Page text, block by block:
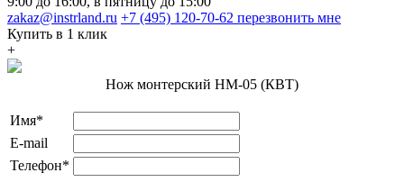
zakaz@instrland.ru +7 (495) 120-70-62 перезвонить мне
Купить в 1 клик
+
Нож монтерский НМ-05 (КВТ)
Имя*
E-mail
Телефон*